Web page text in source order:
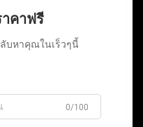
คาฟรี
บหาคุณในเร็วๆนี้
0/100